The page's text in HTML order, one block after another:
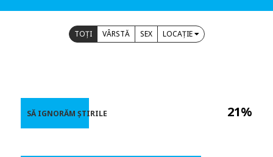
TOȚI VÂRSTĂ SEX LOCAȚIE
21%
SĂ IGNORĂM ȘTIRILE